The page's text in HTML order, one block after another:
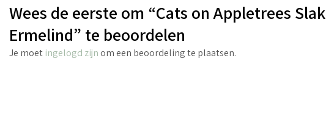
Wees de eerste om “Cats on Appletrees Slak
Ermelind” te beoordelen
Je moet ingelogd zijnom een beoordeling te plaatsen.